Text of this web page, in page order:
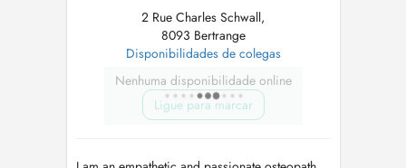
2 Rue Charles Schwall,
8093 Bertrange
Disponibilidades de colegas
Nenhuma disponibilidade online
Ligue para marcar